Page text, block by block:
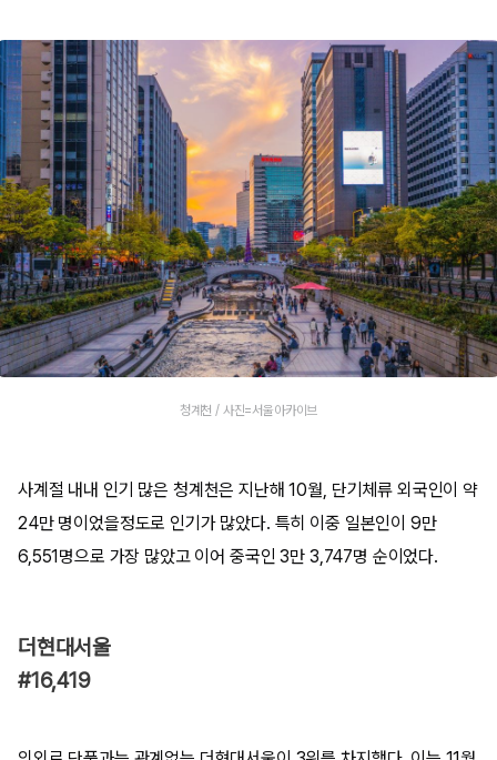
청계천 / 사진=서울아카이브
사계절 내내 인기 많은 청계천은 지난해 10월, 단기체류 외국인이 약
24만 명이었을정도로 인기가 많았다. 특히 이중 일본인이 9만
6,551명으로 가장 많았고 이어 중국인 3만 3,747명 순이었다.
더현대서울
#16,419